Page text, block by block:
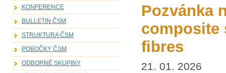
KONFERENCE
BULLETIN ČSM
STRUKTURA ČSM
POBOČKY ČSM
ODBORNÉ SKUPINY
Pozvánka
composite
fibres
21. 01. 2026